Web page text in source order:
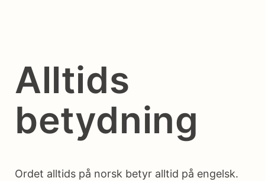
Alltids
betydning
Ordet alltids på norsk betyr alltid på engelsk.